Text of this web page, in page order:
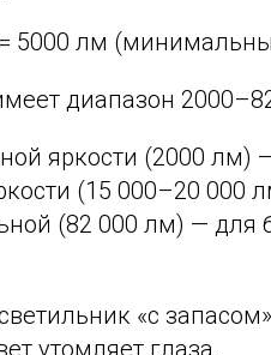
5000 лм
диапазон
яркости (2000 лм)
(15 000–20 000
(82 000 лм) — для
«с
утомляет глаза.